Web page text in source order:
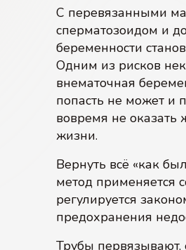
С перевязанными
сперматозоидом и
беременности
Одним из рисков
внематочная
попасть не может и
вовремя не
жизни.
Вернуть всё «как
метод применяется
регулируется
предохранения
Трубы первязывают,